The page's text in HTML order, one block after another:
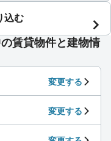
込む
賃貸物件と建物情
変更する
変更する